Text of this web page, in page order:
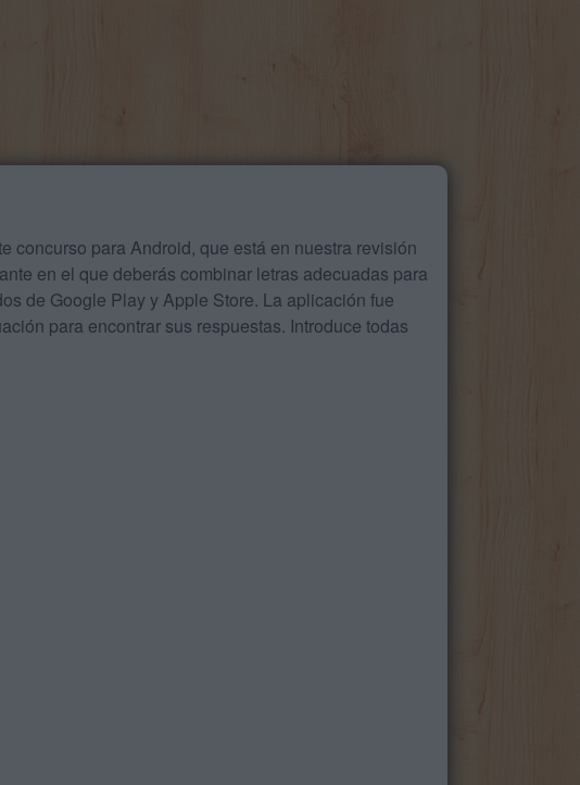
concurso para Android, que está en nuestra revisión
en el que deberás combinar letras adecuadas para
de Google Play y Apple Store. La aplicación fue
para encontrar sus respuestas. Introduce todas